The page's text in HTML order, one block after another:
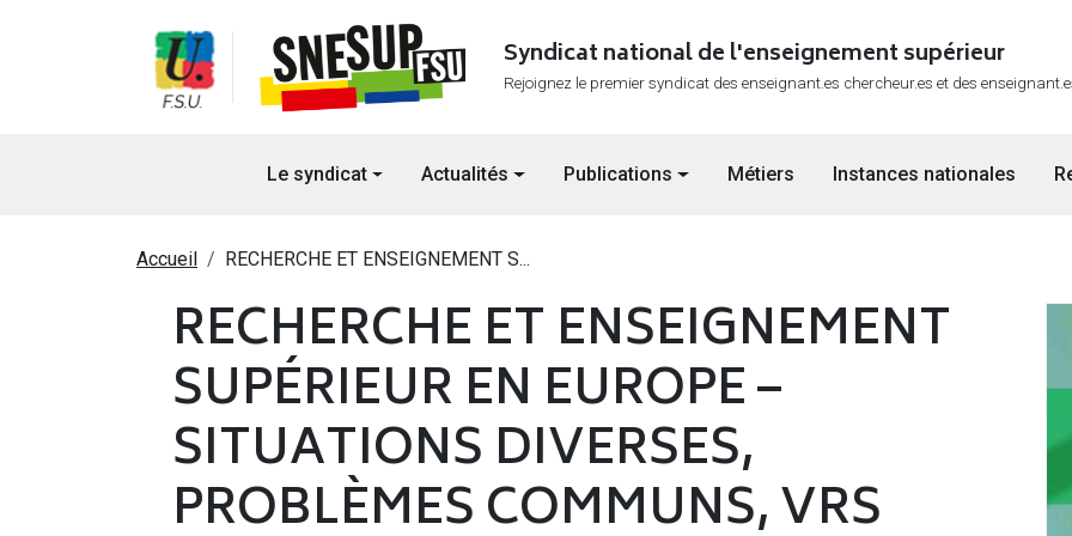
Syndicat national de l'enseignement supérieur
Rejoignez le premier syndicat des enseignant.es chercheur.es et des
Le syndicat Actualités Publications Métiers Instances nationales
Fil d'Ariane
Accueil RECHERCHE ET ENSEIGNEMENT S...
RECHERCHE ET ENSEIGNEMENT
SUPÉRIEUR EN EUROPE –
SITUATIONS DIVERSES,
PROBLÈMES COMMUNS, VRS